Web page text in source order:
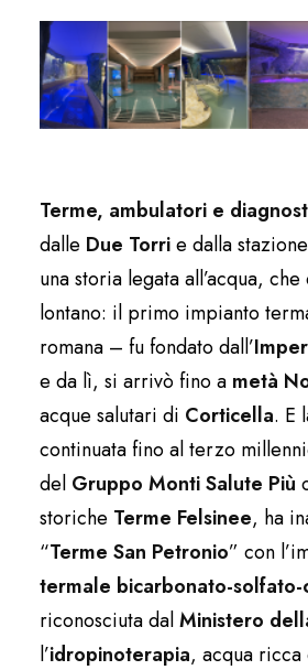
Terme, ambulatori e
dalle Due Torrie dalla
una storia legata all’acqua,
lontano: il primo impianto
romana – fu fondato dall’
e da lì, si arrivò fino a metà
acque salutari di Corticella. E
continuata fino al terzo
del Gruppo Monti Salute Più
storiche Terme Felsinee, ha
“Terme San Petronio” con
termale bicarbonato-solfato-
riconosciuta dalMinistero
l’idropinoterapia, acqua ricca